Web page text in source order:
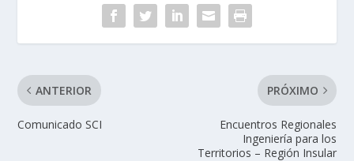
ANTERIOR
Comunicado SCI
PRÓXIMO
Encuentros Regionales
Ingeniería para los
Territorios – Región Insular